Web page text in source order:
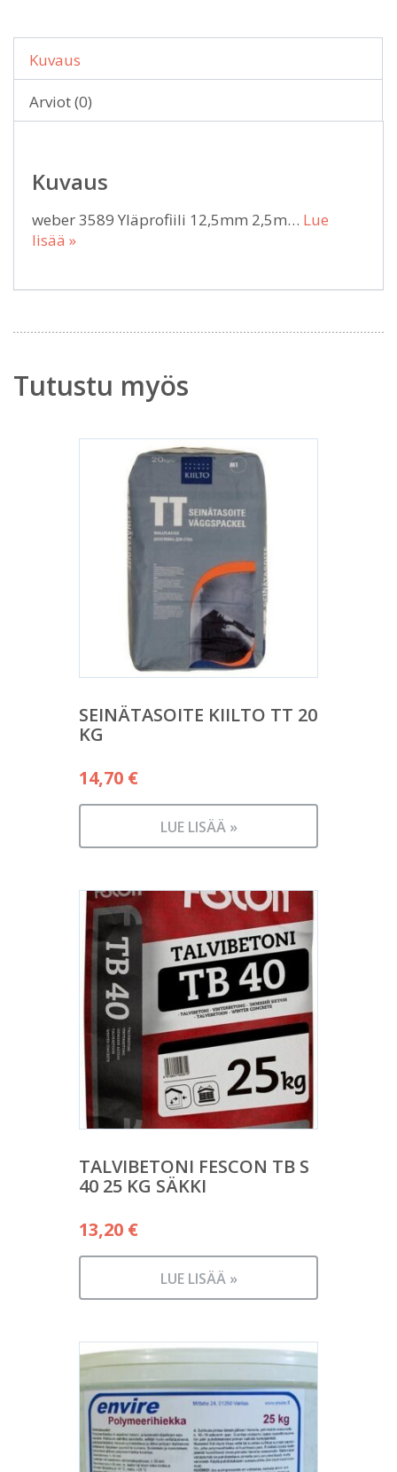
Kuvaus
Arviot (0)
Kuvaus
weber 3589 Yläprofiili 12,5mm 2,5m… Lue
lisää »
Tutustu myös
SEINÄTASOITE KIILTO TT 20
KG
14,70 €
LUE LISÄÄ »
TALVIBETONI FESCON TB S
40 25 KG SÄKKI
13,20 €
LUE LISÄÄ »